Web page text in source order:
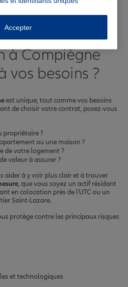
auto à Compiègne
l'assurance
à Compiègne
vos besoins ?
est unique, tout comme vos besoins
de choisir votre contrat, posez-vous
propriétaire ?
ou une maison ?
de votre logement ?
valeur à assurer ?
aider à y voir plus clair et à trouver
, que vous soyez un actif résidant
en colocation près de l'UTC ou un
Saint-Lazare.
protège contre les principaux risques
et technologiques
Accepter